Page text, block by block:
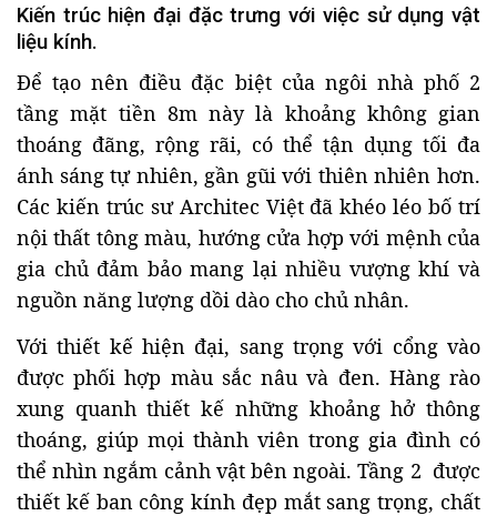
Kiến trúc hiện đại đặc trưng với việc sử dụng vật
liệu kính.
Để tạo nên điều đặc biệt của ngôi nhà phố 2
tầng mặt tiền 8m này là khoảng không gian
thoáng đãng, rộng rãi, có thể tận dụng tối đa
ánh sáng tự nhiên, gần gũi với thiên nhiên hơn.
Các kiến trúc sư Architec Việt đã khéo léo bố trí
nội thất tông màu, hướng cửa hợp với mệnh của
gia chủ đảm bảo mang lại nhiều vượng khí và
nguồn năng lượng dồi dào cho chủ nhân.
Với thiết kế hiện đại, sang trọng với cổng vào
được phối hợp màu sắc nâu và đen. Hàng rào
xung quanh thiết kế những khoảng hở thông
thoáng, giúp mọi thành viên trong gia đình có
thể nhìn ngắm cảnh vật bên ngoài. Tầng 2 được
thiết kế ban công kính đẹp mắt sang trọng, chất